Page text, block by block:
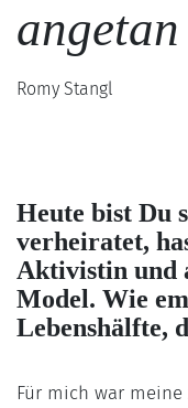
Romy Stangl
Heute bist Du
verheiratet,
Aktivistin und
Model. Wie
Lebenshälfte,
Für mich war